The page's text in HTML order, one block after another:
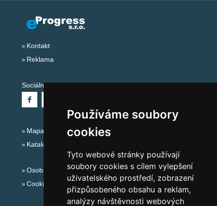
Používáme soubory
cookies
Tyto webové stránky používají
soubory cookies s cílem vylepšení
uživatelského prostředí, zobrazení
přizpůsobeného obsahu a reklam,
analýzy návštěvnosti webových
Kontakt
Reklama
Sociální sítě:
Mapa serveru Alpy Itálie - Dolomity
Katalog ubytování
Osobní údaje
Cookies